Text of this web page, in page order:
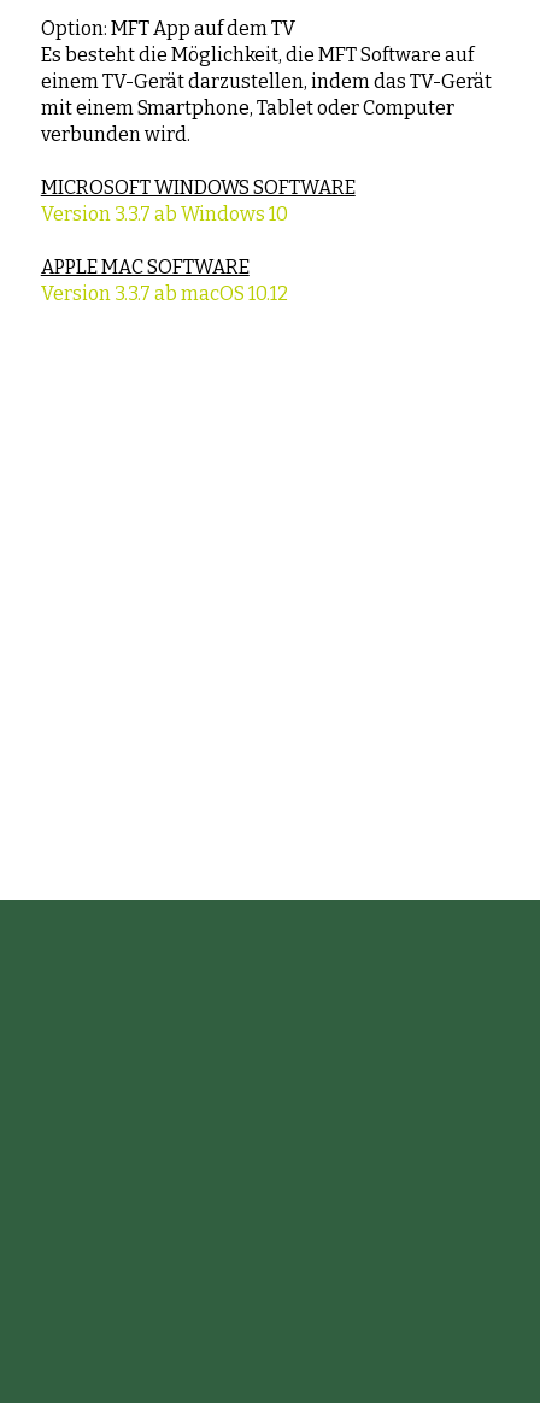
Option: MFT App auf dem TV
Es besteht die Möglichkeit, die MFT Software auf
einem TV-Gerät darzustellen, indem das TV-Gerät
mit einem Smartphone, Tablet oder Computer
verbunden wird.
MICROSOFT WINDOWS SOFTWARE
Version 3.3.7 ab Windows 10
APPLE MAC SOFTWARE
Version 3.3.7 ab macOS 10.12